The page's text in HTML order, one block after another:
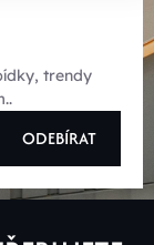
trendy
ODEBÍRAT